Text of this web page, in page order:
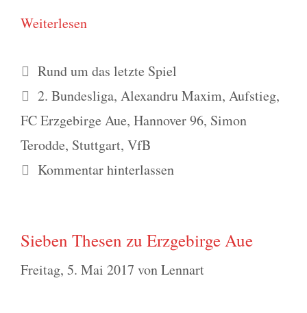
Wei­ter­le­sen
Kategorien
Rund um das letzte Spiel
Schlagwörter
2. Bundesliga, Alexandru Maxim, Aufstieg,
FC Erzgebirge Aue, Hannover 96, Simon
Terodde, Stuttgart, VfB
Kommentar hinterlassen
Sieben Thesen zu Erzgebirge Aue
Freitag, 5. Mai 2017 vonLennart